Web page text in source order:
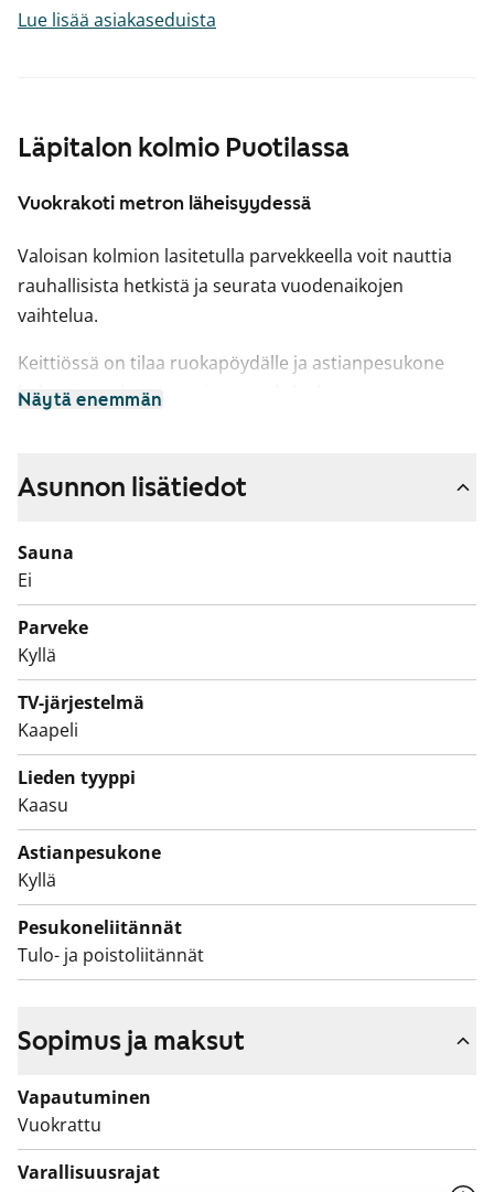
Läpitalon kolmio Puotilassa
Vuokrakoti metron läheisyydessä
Valoisan kolmion lasitetulla parvekkeella voit nauttia
rauhallisista hetkistä ja seurata vuodenaikojen
vaihtelua.
Keittiössä on tilaa ruokapöydälle ja astianpesukone
helpottaa arkea. Laatoitetussa kylpyhuoneessa on
Tule tutustumaan tähän viihtyisään vuokra-asuntoon,
metroasemalta.
Asuntojen parvekkeet ovat toistaiseksi käyttökiellossa
ja parvekkeille on suunnitteilla korjauksia. Käyttökiellon
ajalta maksetaan vuokrahyvitystä.
Näytä enemmän
Lue lisää asiakaseduista
Asunnon lisätiedot
Sauna
Ei
Parveke
Kyllä
TV-järjestelmä
Kaapeli
Lieden tyyppi
Kaasu
Astianpesukone
Kyllä
Pesukoneliitännät
Tulo- ja poistoliitännät
Sopimus ja maksut
Vapautuminen
Vuokrattu
Varallisuusrajat